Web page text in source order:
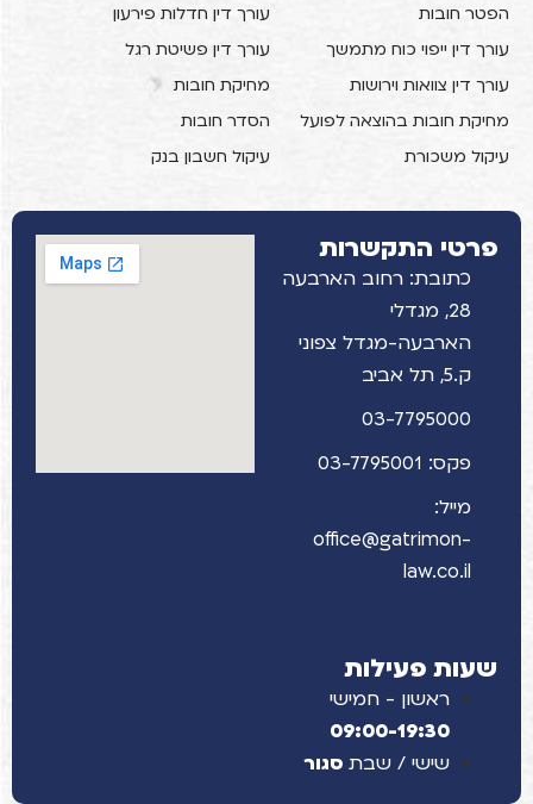
הפטר חובות
עורך דין חדלות פירעון
עורך דין ייפוי כוח מתמשך
עורך דין פשיטת רגל
עורך דין צוואות וירושות
מחיקת חובות
מחיקת חובות בהוצאה לפועל
הסדר חובות
עיקול משכורת
עיקול חשבון בנק
פרטי התקשרות
כתובת: רחוב הארבעה
28, מגדלי
הארבעה-מגדל צפוני
ק.5, תל אביב
03-7795000
פקס: 03-7795001
מייל:
office@gatrimon-
law.co.il
שעות פעילות
ראשון - חמישי
09:00-19:30
שישי / שבת סגור